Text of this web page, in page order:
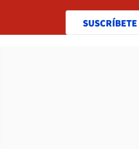
SUSCRÍBETE